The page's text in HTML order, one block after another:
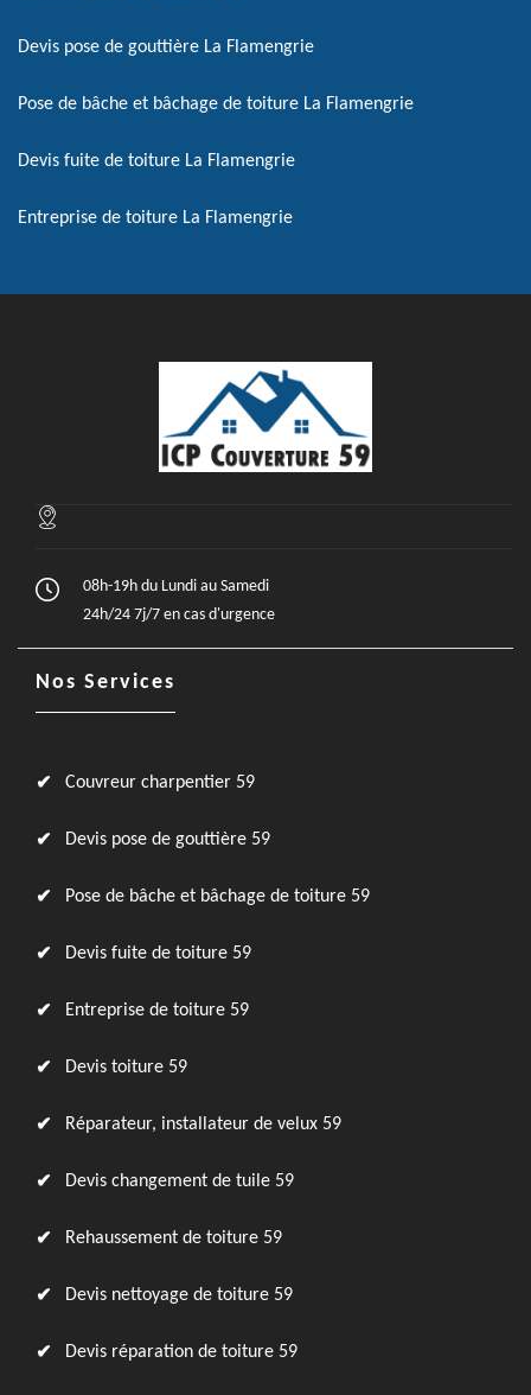
Devis pose de gouttière La Flamengrie
Pose de bâche et bâchage de toiture La Flamengrie
Devis fuite de toiture La Flamengrie
Entreprise de toiture La Flamengrie
08h-19h du Lundi au Samedi
24h/24 7j/7 en cas d'urgence
Nos Services
Couvreur charpentier 59
Devis pose de gouttière 59
Pose de bâche et bâchage de toiture 59
Devis fuite de toiture 59
Entreprise de toiture 59
Devis toiture 59
Réparateur, installateur de velux 59
Devis changement de tuile 59
Rehaussement de toiture 59
Devis nettoyage de toiture 59
Devis réparation de toiture 59